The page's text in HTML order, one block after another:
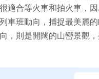
適合等火車和拍火車，
車班動向，捕捉最美麗
，則是開闊的山巒景觀